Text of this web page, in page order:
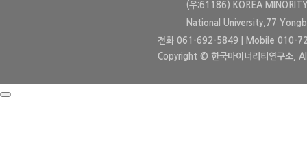
(우:61186) KOREA
National University,77
전화 061-692-5849 | Mobile 010-
Copyright © 한국마이너리티연구소,